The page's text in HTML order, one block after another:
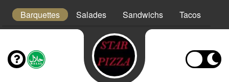
Barquettes Salades Sandwichs Tacos